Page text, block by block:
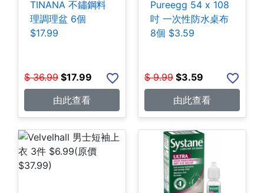
TINANA 不鏽鋼料
理調理盆 6個
$17.99
$ 36.99 $17.99
由此查看
Pureegg 54 x 108
吋 一次性防水桌布
8個 $3.59
$ 9.99 $3.59
由此查看